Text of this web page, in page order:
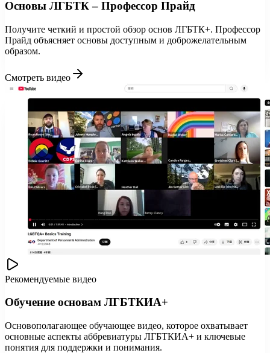
Основы ЛГБТК – Профессор Прайд
Получите четкий и простой обзор основ ЛГБТК+. Профессор
Прайд объясняет основы доступным и доброжелательным
образом.
Смотреть видео
Рекомендуемые видео
Обучение основам ЛГБТКИА+
Основополагающее обучающее видео, которое охватывает
основные аспекты аббревиатуры ЛГБТКИА+ и ключевые
понятия для поддержки и понимания.